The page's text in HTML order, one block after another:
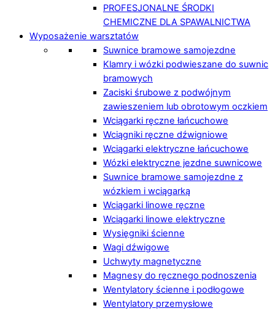
PROFESJONALNE ŚRODKI
CHEMICZNE DLA SPAWALNICTWA
Wyposażenie warsztatów
Suwnice bramowe samojezdne
Klamry i wózki podwieszane do suwnic
bramowych
Zaciski śrubowe z podwójnym
zawieszeniem lub obrotowym oczkiem
Wciągarki ręczne łańcuchowe
Wciągniki ręczne dźwigniowe
Wciągarki elektryczne łańcuchowe
Wózki elektryczne jezdne suwnicowe
Suwnice bramowe samojezdne z
wózkiem i wciągarką
Wciągarki linowe ręczne
Wciągarki linowe elektryczne
Wysięgniki ścienne
Wagi dźwigowe
Uchwyty magnetyczne
Magnesy do ręcznego podnoszenia
Wentylatory ścienne i podłogowe
Wentylatory przemysłowe